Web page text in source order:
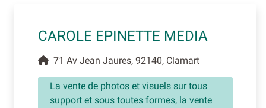
CAROLE EPINETTE MEDIA
71 Av Jean Jaures, 92140, Clamart
La vente de photos et visuels sur tous
support et sous toutes formes, la vente